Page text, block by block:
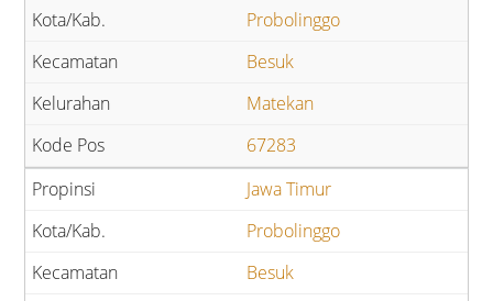
Probolinggo
Besuk
Matekan
67283
Jawa Timur
Probolinggo
Besuk